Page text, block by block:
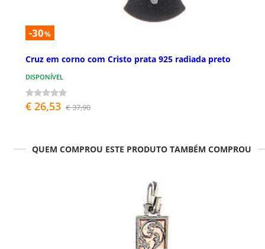
-30%
Cruz em corno com Cristo prata 925 radiada preto
DISPONÍVEL
€ 26,53 € 37,90
QUEM COMPROU ESTE PRODUTO TAMBÉM COMPROU